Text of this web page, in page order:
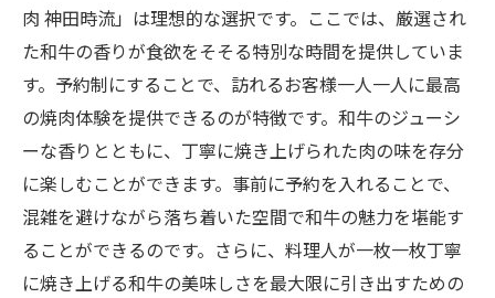
肉 神田時流」は理想的な選択です。ここでは、厳選され
た和牛の香りが食欲をそそる特別な時間を提供していま
す。予約制にすることで、訪れるお客様一人一人に最高
の焼肉体験を提供できるのが特徴です。和牛のジューシ
ーな香りとともに、丁寧に焼き上げられた肉の味を存分
に楽しむことができます。事前に予約を入れることで、
混雑を避けながら落ち着いた空間で和牛の魅力を堪能す
ることができるのです。さらに、料理人が一枚一枚丁寧
に焼き上げる和牛の美味しさを最大限に引き出すための